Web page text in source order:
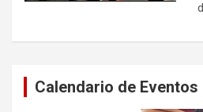
Calendario de Eventos